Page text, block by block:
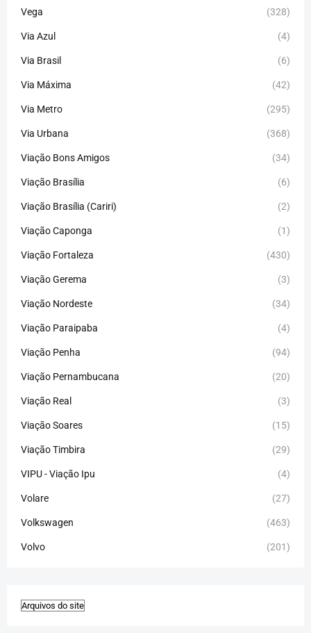
Vega (328)
Via Azul (4)
Via Brasil (6)
Via Máxima (42)
Via Metro (295)
Via Urbana (368)
Viação Bons Amigos (34)
Viação Brasília (6)
Viação Brasília (Cariri) (2)
Viação Caponga (1)
Viação Fortaleza (430)
Viação Gerema (3)
Viação Nordeste (34)
Viação Paraipaba (4)
Viação Penha (94)
Viação Pernambucana (20)
Viação Real (3)
Viação Soares (15)
Viação Timbira (29)
VIPU - Viação Ipu (4)
Volare (27)
Volkswagen (463)
Volvo (201)